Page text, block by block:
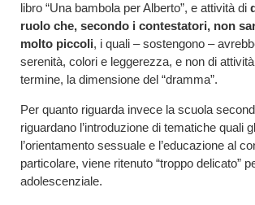
libro “Una bambola per Alberto”, e attività di
ruolo che, secondo i contestatori, non
molto piccoli, i quali – sostengono –
serenità, colori e leggerezza, e non di
termine, la dimensione del “dramma”.
Per quanto riguarda invece la scuola
riguardano l’introduzione di tematiche quali
l’orientamento sessuale e l’educazione al
particolare, viene ritenuto “troppo delicato”
adolescenziale.